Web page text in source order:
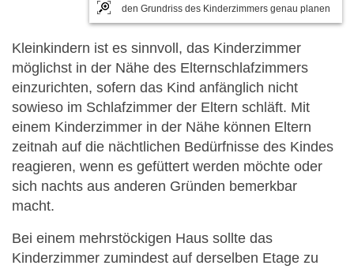
den Grundriss des Kinderzimmers genau planen
Kleinkindern ist es sinnvoll, das Kinderzimmer
möglichst in der Nähe des Elternschlafzimmers
einzurichten, sofern das Kind anfänglich nicht
sowieso im Schlafzimmer der Eltern schläft. Mit
einem Kinderzimmer in der Nähe können Eltern
zeitnah auf die nächtlichen Bedürfnisse des Kindes
reagieren, wenn es gefüttert werden möchte oder
sich nachts aus anderen Gründen bemerkbar
macht.
Bei einem mehrstöckigen Haus sollte das
Kinderzimmer zumindest auf derselben Etage zu